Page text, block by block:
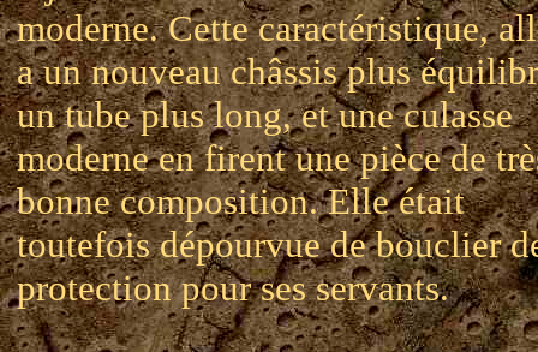
moderne. Cette caractéristique,
a un nouveau châssis plus
un tube plus long, et une culasse
moderne en firent une pièce de
bonne composition. Elle était
toutefois dépourvue de bouclier
protection pour ses servants.